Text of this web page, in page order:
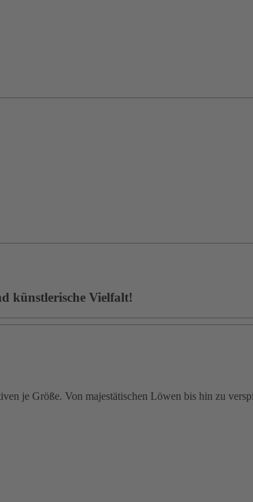
künstlerische Vielfalt!
je Größe. Von majestätischen Löwen bis hin zu